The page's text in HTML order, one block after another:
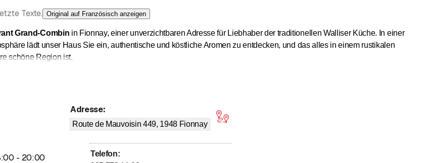
Texte. Original auf Französisch anzeigen
Grand-Combin in Fionnay, einer unverzichtbaren Adresse für Liebhaber der traditionellen Walliser Küche. In einer
lädt unser Haus Sie ein, authentische und köstliche Aromen zu entdecken, und das alles in einem rustikalen
schöne Region ist.
schmackhafte Spezialität, ideal für Käseliebhaber.
lokalen Wurst- und Käsesorten, begleitet von Essiggurken und Zwiebeln, für einen umfassenden Überblick über
:00 - bis
20:00
Adresse:
Route de Mauvoisin 449, 1948 Fionnay
Telefon: